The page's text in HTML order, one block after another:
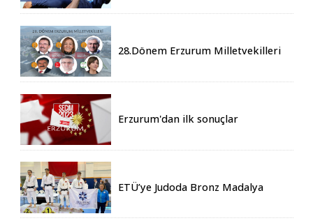
28.Dönem Erzurum Milletvekilleri
Erzurum'dan ilk sonuçlar
ETÜ’ye Judoda Bronz Madalya